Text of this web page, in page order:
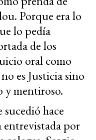
Porque era lo
lo pedía
de los
oral como
es Justicia sino
y mentiroso.
hace
entrevistada por